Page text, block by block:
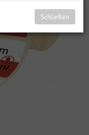
Schließen